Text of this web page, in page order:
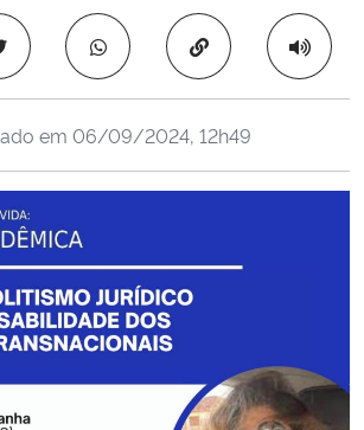
Inovações e Comunicações
Copiar para área
em 06/09/2024, 12h49